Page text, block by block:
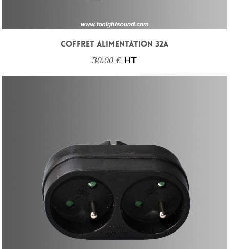
COFFRET ALIMENTATION 32A
30.00 € HT